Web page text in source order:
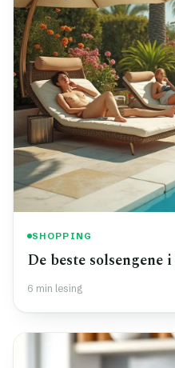
SHOPPING
De beste solsengene
6 min lesing